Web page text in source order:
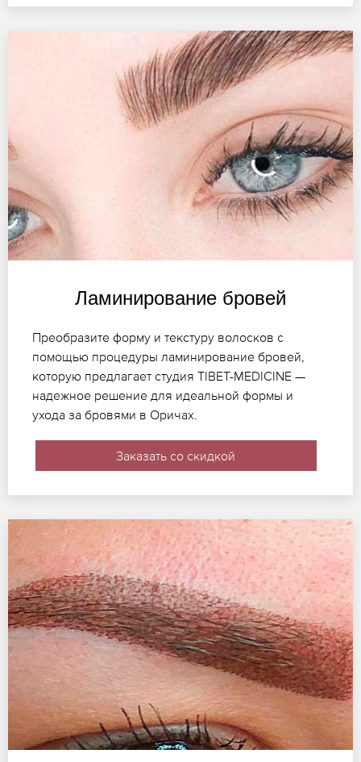
Ламинирование бровей
Преобразите форму и текстуру волосков с
помощью процедуры ламинирование бровей,
которую предлагает студия TIBET-MEDICINE —
надежное решение для идеальной формы и
ухода за бровями в Оричах.
Заказать со скидкой